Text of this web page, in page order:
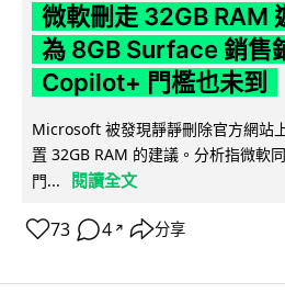
微軟刪走 32GB RAM
為 8GB Surface 銷售
Copilot+ 門檻也未到
Microsoft 被發現靜靜刪除官方網站
置 32GB RAM 的建議。分析指微軟
門...
閱讀全文
73 4 ↗ 分享